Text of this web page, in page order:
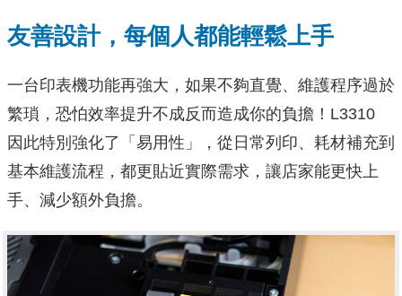
友善設計，每個人都能輕鬆上手
一台印表機功能再強大，如果不夠直覺、維護程序過於
繁瑣，恐怕效率提升不成反而造成你的負擔！L3310
因此特別強化了「易用性」，從日常列印、耗材補充到
基本維護流程，都更貼近實際需求，讓店家能更快上
手、減少額外負擔。